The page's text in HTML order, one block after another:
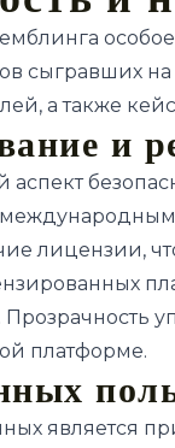
сыгравших на
а также
и
лицензии,
платформе.
является